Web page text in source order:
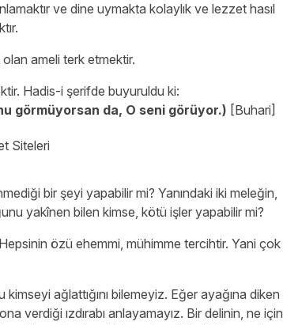
ve dine uymakta kolaylık ve lezzet hasıl
ameli terk etmektir.
Hadis-i şerifde buyuruldu ki:
görmüyorsan da, O seni görüyor.) [Buhari]
bir şeyi yapabilir mi? Yanındaki iki meleğin,
yakînen bilen kimse, kötü işler yapabilir mi?
özü ehemmi, mühimme tercihtir. Yani çok
ağlattığını bilemeyiz. Eğer ayağına diken
verdiği ızdırabı anlayamayız. Bir delinin, ne için